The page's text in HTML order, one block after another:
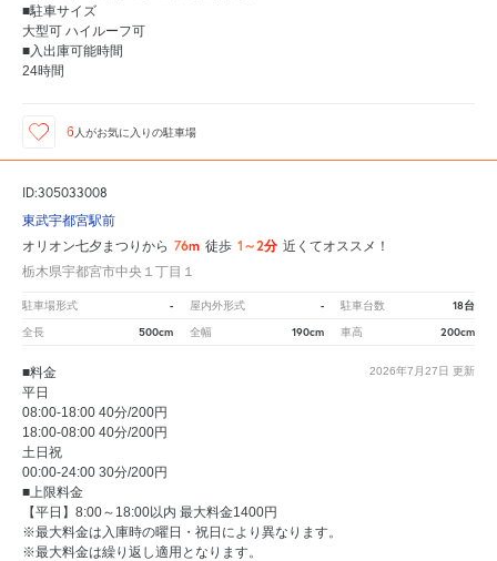
■駐車サイズ
大型可 ハイルーフ可
■入出庫可能時間
24時間
6 人がお気に入りの駐車場
ID:305033008
東武宇都宮駅前
オリオン七夕まつりから 76m 徒歩 1～2分 近くてオススメ！
栃木県宇都宮市中央１丁目１
駐車場形式 - 屋内外形式 - 駐車台数 18台
全長 500cm 全幅 190cm 車高 200cm
2026年7月27日 更新
■料金
平日
08:00-18:00 40分/200円
18:00-08:00 40分/200円
土日祝
00:00-24:00 30分/200円
■上限料金
【平日】8:00～18:00以内 最大料金1400円
※最大料金は入庫時の曜日・祝日により異なります。
※最大料金は繰り返し適用となります。